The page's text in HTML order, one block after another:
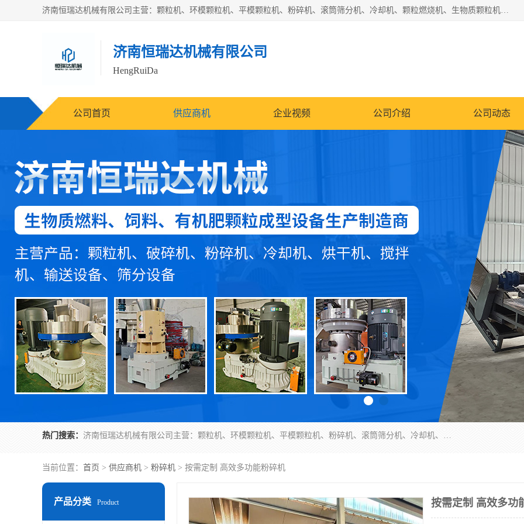
济南恒瑞达机械有限公司主营：颗粒机、环模颗粒机、平模颗粒机、粉碎机、滚筒筛分机、冷却机、颗粒燃烧机、生物质颗粒机、木屑颗粒机、秸秆颗粒机、饲料颗粒机、燃料颗粒机、木材粉碎机、秸秆粉碎机、饲料粉碎机、颗粒冷却机、锯末滚筒筛、锤片粉碎机、滚筒筛、搅拌机等产品。
济南恒瑞达机械有限公司
HengRuiDa
公司首页 供应商机 企业视频 公司介绍 公司动态
热门搜索： 济南恒瑞达机械有限公司主营：颗粒机、环模颗粒机、平模颗粒机、粉碎机、滚筒筛分机、冷却机、颗粒燃烧机、生物质颗粒机、木屑颗粒机、秸秆颗粒机、饲料颗粒机、燃料颗粒机、木材粉碎机、秸秆粉碎机、饲料粉碎机、颗粒冷却机、锯末滚筒筛、锤片粉碎机、滚筒筛、搅拌机等产品。
当前位置： 首页 > 供应商机 > 粉碎机 > 按需定制 高效多功能粉碎机
产品分类 Product 按需定制 高效多功